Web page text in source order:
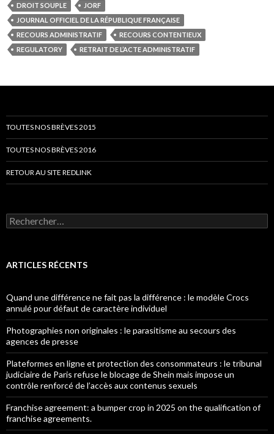
DROIT SOUPLE
JORF
JOURNAL OFFICIEL DE LA RÉPUBLIQUE FRANÇAISE
RECOURS ADMINISTRATIF
RECOURS CONTENTIEUX
REGULATORY
RETRAIT DE L’ACTE ADMINISTRATIF
TOUTES NOS BRÈVES 2015
TOUTES NOS BRÈVES 2016
RETOUR AU SITE REDLINK
Rechercher :
ARTICLES RÉCENTS
Quand une différence ne fait pas la différence : le modèle Crocs
annulé pour défaut de caractère individuel
Photographies non originales : le parasitisme au secours des
agences de presse
Plateformes en ligne et protection des consommateurs : le tribunal
judiciaire de Paris refuse le blocage de Shein mais impose un
contrôle renforcé de l’accès aux contenus sexuels
Franchise agreement: a bumper crop in 2025 on the qualification of
franchise agreements.